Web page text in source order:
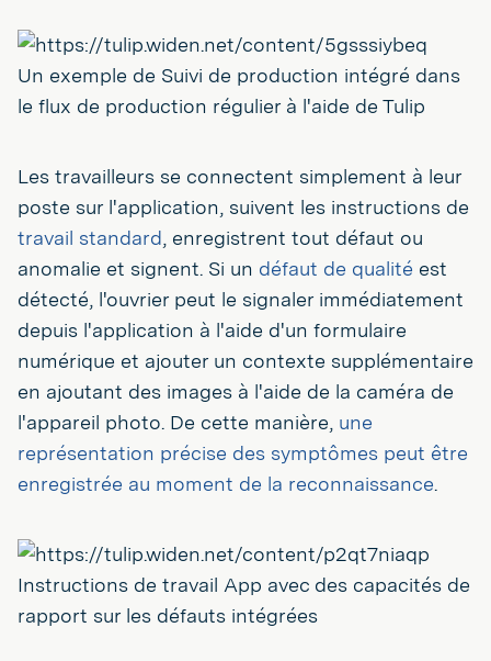
Un exemple de Suivi de production intégré dans
le flux de production régulier à l'aide de Tulip
Les travailleurs se connectent simplement à leur
poste sur l'application, suivent les instructions de
travail standard, enregistrent tout défaut ou
anomalie et signent. Si un défaut de qualité est
détecté, l'ouvrier peut le signaler immédiatement
depuis l'application à l'aide d'un formulaire
numérique et ajouter un contexte supplémentaire
en ajoutant des images à l'aide de la caméra de
l'appareil photo. De cette manière, une
représentation précise des symptômes peut être
enregistrée au moment de la reconnaissance.
Instructions de travail App avec des capacités de
rapport sur les défauts intégrées